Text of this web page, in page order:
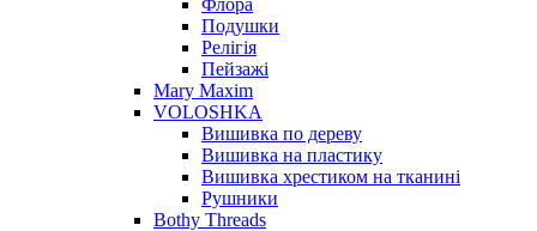
Подушки
Релігія
Пейзажі
Mary Maxim
VOLOSHKA
Вишивка по дереву
Вишивка на пластику
Вишивка хрестиком на тканині
Рушники
Bothy Threads